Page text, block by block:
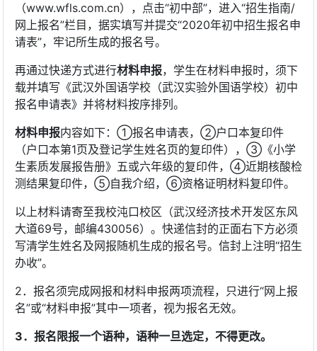
（www.wfls.com.cn），点击“初中部”，进入“招生指南/
网上报名”栏目，据实填写并提交“2020年初中招生报名申
请表”，牢记所生成的报名号。
再通过快递方式进行材料申报，学生在材料申报时，须下
载并填写《武汉外国语学校（武汉实验外国语学校）初中
报名申请表》并将材料按序排列。
材料申报内容如下：①报名申请表，②户口本复印件
（户口本第1页及登记学生姓名页的复印件），③《小学
生素质发展报告册》五或六年级的复印件，④近期核酸检
测结果复印件，⑤自我介绍，⑥资格证明材料复印件。
以上材料请寄至我校沌口校区（武汉经济技术开发区东风
大道69号，邮编430056）。快递信封的正面右下方必须
写清学生姓名及网报随机生成的报名号。信封上注明“招生
办收”。
2．报名须完成网报和材料申报两项流程，只进行“网上报
名”或“材料申报”其中一项者，视为报名无效。
3．报名限报一个语种，语种一旦选定，不得更改。